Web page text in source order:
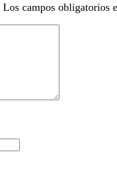
Los campos obligatorios